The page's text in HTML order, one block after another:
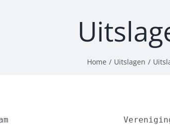
Home Uitslagen
Vereniging/